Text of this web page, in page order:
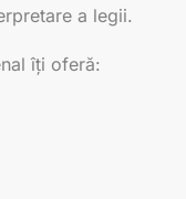
a legii.
îți oferă: